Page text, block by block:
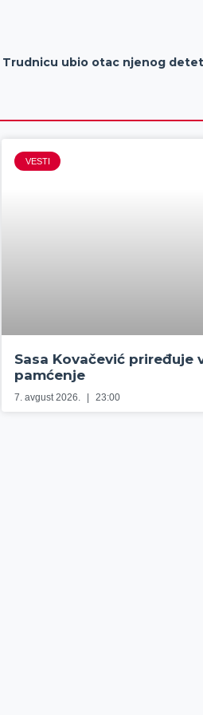
VESTI
Sasa Kovačević priređuje
pamćenje
7. avgust 2026. 23:00